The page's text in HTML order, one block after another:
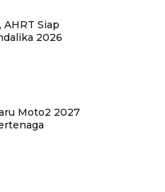
Siap
2026
Moto2 2027